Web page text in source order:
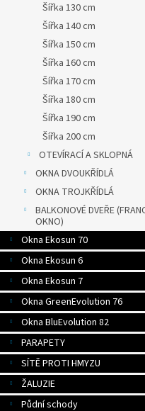
Šířka 130 cm
Šířka 140 cm
Šířka 150 cm
Šířka 160 cm
Šířka 170 cm
Šířka 180 cm
Šířka 190 cm
Šířka 200 cm
OTEVÍRACÍ A SKLOPNÁ
OKNA DVOUKŘÍDLÁ
OKNA TROJKŘÍDLÁ
BALKONOVÉ DVEŘE
OKNO)
Okna Ekosun 70
Okna Ekosun 6
Okna Ekosun 7
Okna GreenEvolution 76
Okna BluEvolution 82
PARAPETY
SÍTĚ PROTI HMYZU
ŽALUZIE
Půdní schody